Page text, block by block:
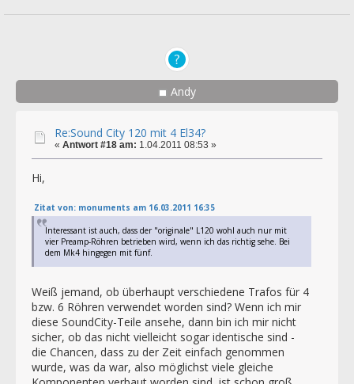
Andy
Re:Sound City 120 mit 4 El34?
« Antwort #18 am: 1.04.2011 08:53 »
Hi,
Zitat von: monuments am 16.03.2011 16:35
Interessant ist auch, dass der "originale" L120 wohl auch nur mit
vier Preamp-Röhren betrieben wird, wenn ich das richtig sehe. Bei
dem Mk4 hingegen mit fünf.
Weiß jemand, ob überhaupt verschiedene Trafos für 4
bzw. 6 Röhren verwendet worden sind? Wenn ich mir
diese SoundCity-Teile ansehe, dann bin ich mir nicht
sicher, ob das nicht vielleicht sogar identische sind -
die Chancen, dass zu der Zeit einfach genommen
wurde, was da war, also möglichst viele gleiche